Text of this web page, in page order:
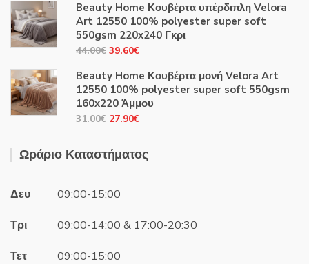
was:
31.00€.
τιμή
είναι:
27.90€.
Beauty Home Κουβέρτα υπέρδιπλη Velora
Art 12550 100% polyester super soft
550gsm 220x240 Γκρι
44.00€ Original
was:
44.00€.
39.60€Η
τιμή
είναι:
39.60€.
Beauty Home Κουβέρτα μονή Velora Art
12550 100% polyester super soft 550gsm
160x220 Άμμου
31.00€ Original
was:
27.90€Η
τιμή
Ωράριο Καταστήματος
Δευ 09:00-15:00
Τρι 09:00-14:00 & 17:00-20:30
Τετ 09:00-15:00